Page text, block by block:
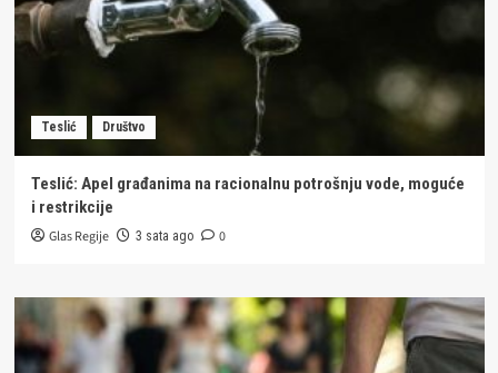
Teslić Društvo
Teslić: Apel građanima na racionalnu potrošnju vode, moguće
i restrikcije
Glas Regije 3 sata ago 0